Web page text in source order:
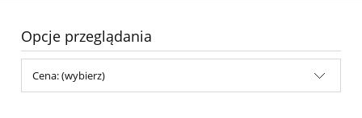
Opcje przeglądania
Cena: (wybierz)